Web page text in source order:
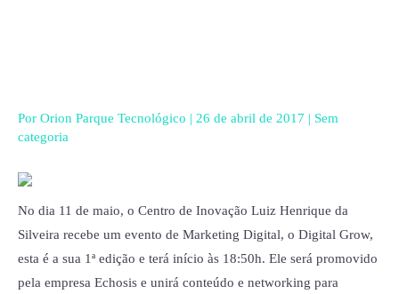
Por Orion Parque Tecnológico | 26 de abril de 2017 | Sem
categoria
No dia 11 de maio, o Centro de Inovação Luiz Henrique da
Silveira recebe um evento de Marketing Digital, o Digital Grow,
esta é a sua 1ª edição e terá início às 18:50h. Ele será promovido
pela empresa Echosis e unirá conteúdo e networking para